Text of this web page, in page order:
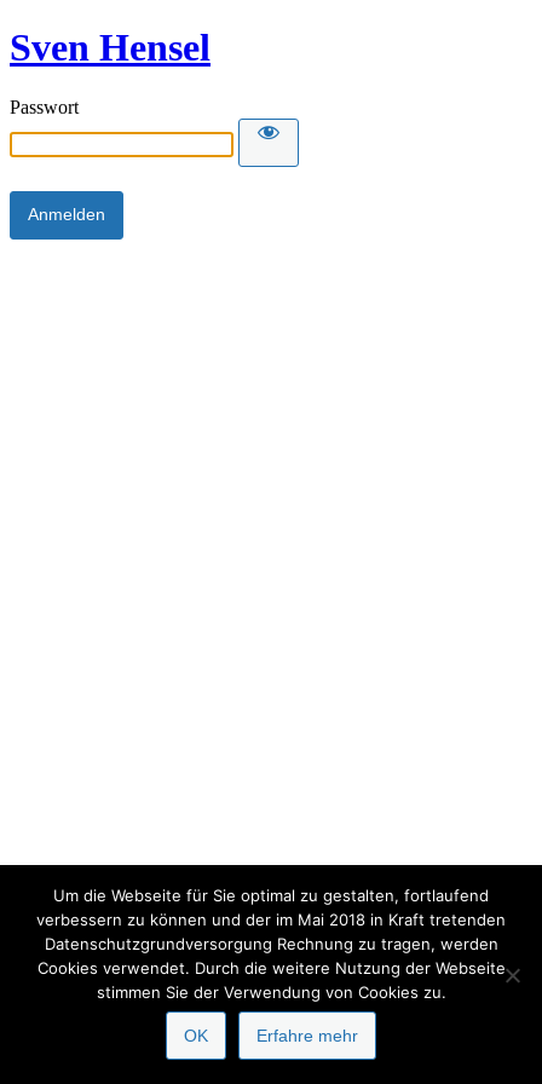
Sven Hensel
Passwort
Um die Webseite für Sie optimal zu gestalten, fortlaufend
verbessern zu können und der im Mai 2018 in Kraft tretenden
Datenschutzgrundversorgung Rechnung zu tragen, werden
Cookies verwendet. Durch die weitere Nutzung der Webseite
stimmen Sie der Verwendung von Cookies zu.
OK Erfahre mehr